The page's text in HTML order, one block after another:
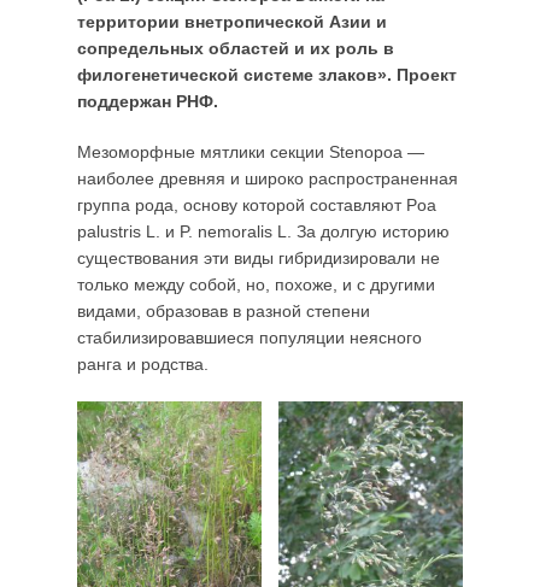
территории внетропической Азии и
сопредельных областей и их роль в
филогенетической системе злаков». Проект
поддержан РНФ.
Мезоморфные мятлики секции Stenopoa —
наиболее древняя и широко распространенная
группа рода, основу которой составляют Pоа
palustris L. и P. nemoralis L. За долгую историю
существования эти виды гибридизировали не
только между собой, но, похоже, и с другими
видами, образовав в разной степени
стабилизировавшиеся популяции неясного
ранга и родства.